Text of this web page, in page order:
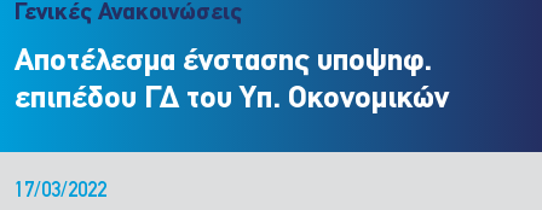
Γενικές Ανακοινώσεις
Αποτέλεσμα ένστασης υποψηφ.
επιπέδου ΓΔ του Υπ. Οκονομικών
17/03/2022